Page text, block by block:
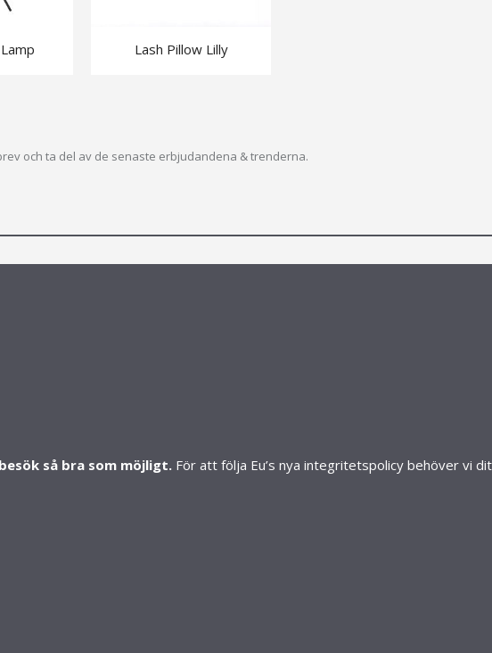
så bra som möjligt. För att följa Eu’s nya integritetspolicy behöver vi
Lash Pillow Lilly
och ta del av de senaste erbjudandena & trenderna.